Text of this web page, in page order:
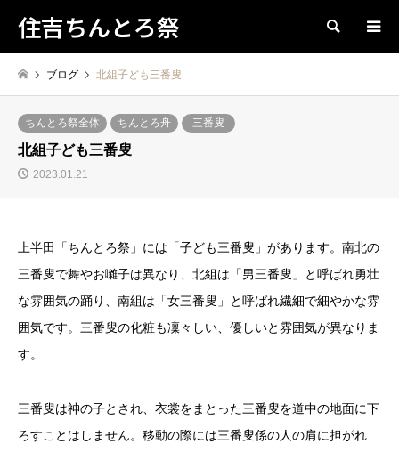
住吉ちんとろ祭 検索
ブログ 北組子ども三番叟
ちんとろ祭全体 ちんとろ舟 三番叟
北組子ども三番叟
2023.01.21
上半田「ちんとろ祭」には「子ども三番叟」があります。南北の
三番叟で舞やお囃子は異なり、北組は「男三番叟」と呼ばれ勇壮
な雰囲気の踊り、南組は「女三番叟」と呼ばれ繊細で細やかな雰
囲気です。三番叟の化粧も凜々しい、優しいと雰囲気が異なりま
す。
三番叟は神の子とされ、衣裳をまとった三番叟を道中の地面に下
ろすことはしません。移動の際には三番叟係の人の肩に担がれ